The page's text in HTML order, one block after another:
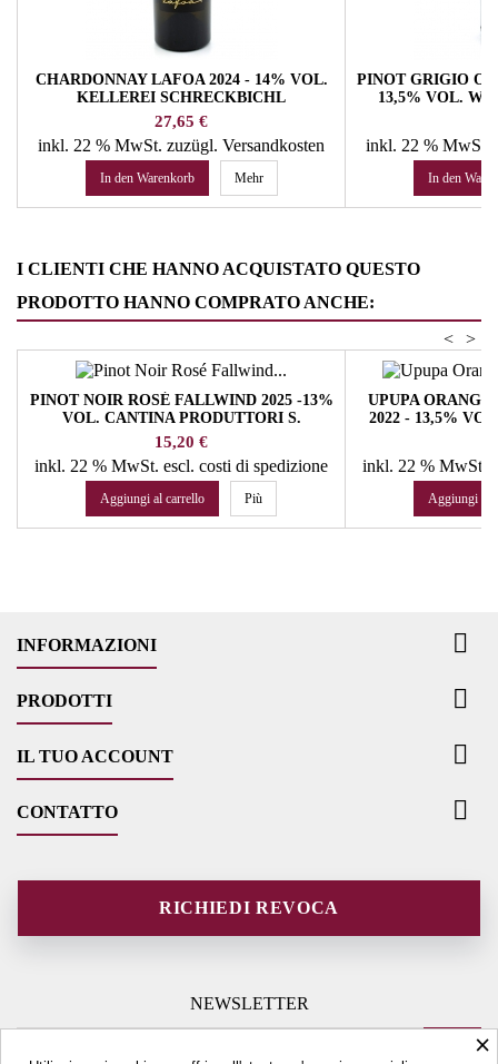
CHARDONNAY LAFOA 2024 - 14% VOL.
KELLEREI SCHRECKBICHL
Preis
27,65 €
inkl. 22 % MwSt. zuzügl. Versandkosten
In den Warenkorb Mehr
PINOT GRIGIO
13,5% VOL.
inkl. 22 % MwSt.
In den
I CLIENTI CHE HANNO ACQUISTATO QUESTO
PRODOTTO HANNO COMPRATO ANCHE:
>
<
PINOT NOIR ROSÉ FALLWIND 2025 -13%
VOL. CANTINA PRODUTTORI S.
MICHELE/APPIANO
Prezzo
15,20 €
inkl. 22 % MwSt. escl. costi di spedizione
Aggiungi al carrello Più
UPUPA
2022 - 13,5%
inkl. 22 % MwSt.
Aggiungi al
INFORMAZIONI 
PRODOTTI 
IL TUO ACCOUNT 
CONTATTO 
RICHIEDI REVOCA
NEWSLETTER
×